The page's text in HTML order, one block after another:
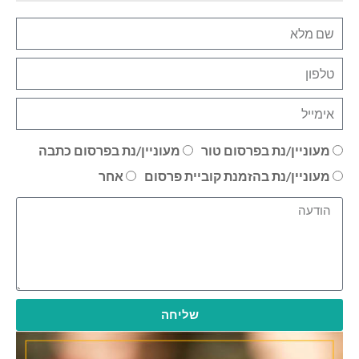
מעוניין/נת בפרסום טור
מעוניין/נת בפרסום כתבה
מעוניין/נת בהזמנת קוביית פרסום
אחר
שליחה